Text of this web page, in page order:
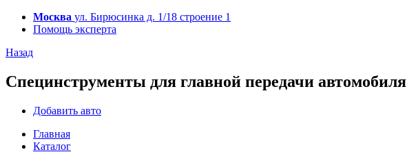
Москва ул. Бирюсинка д. 1/18 строение 1
Помощь эксперта
Назад
Специнструменты для главной передачи автомобиля
Добавить авто
Главная
Каталог